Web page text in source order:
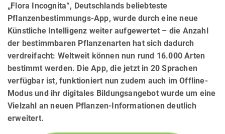
„Flora Incognita“, Deutschlands beliebteste
Pflanzenbestimmungs-App, wurde durch eine neue
Künstliche Intelligenz weiter aufgewertet – die Anzahl
der bestimmbaren Pflanzenarten hat sich dadurch
verdreifacht: Weltweit können nun rund 16.000 Arten
bestimmt werden. Die App, die jetzt in 20 Sprachen
verfügbar ist, funktioniert nun zudem auch im Offline-
Modus und ihr digitales Bildungsangebot wurde um eine
Vielzahl an neuen Pflanzen-Informationen deutlich
erweitert.